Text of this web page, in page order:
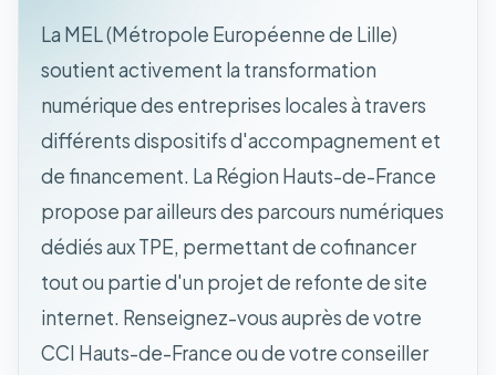
La MEL (Métropole Européenne de Lille)
soutient activement la transformation
numérique des entreprises locales à travers
différents dispositifs d'accompagnement et
de financement. La Région Hauts-de-France
propose par ailleurs des parcours numériques
dédiés aux TPE, permettant de cofinancer
tout ou partie d'un projet de refonte de site
internet. Renseignez-vous auprès de votre
CCI Hauts-de-France ou de votre conseiller